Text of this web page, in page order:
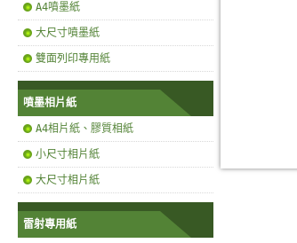
A4噴墨紙
大尺寸噴墨紙
雙面列印專用紙
噴墨相片紙
A4相片紙、膠質相紙
小尺寸相片紙
大尺寸相片紙
雷射專用紙